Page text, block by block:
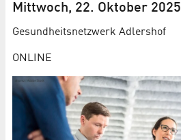
Mittwoch, 22. Oktober 2025
Gesundheits­netzwerk Adlershof
ONLINE